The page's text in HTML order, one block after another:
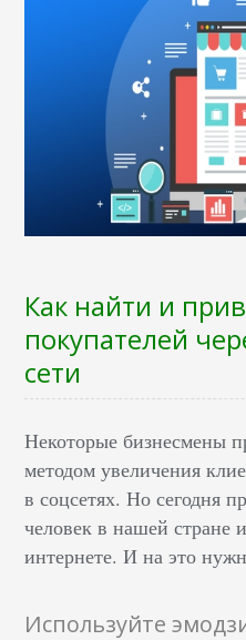
Как найти и
покупателей
сети
Некоторые бизнесмены
методом увеличения
в соцсетях. Но сегодня
человек в нашей стране
интернете. И на это
Используйте